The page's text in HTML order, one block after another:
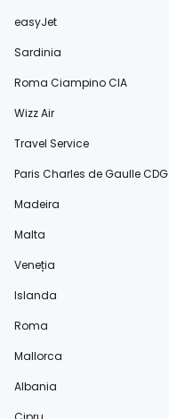
easyJet
Sardinia
Roma Ciampino CIA
Wizz Air
Travel Service
Paris Charles de Gaulle CDG
Madeira
Malta
Veneția
Islanda
Roma
Mallorca
Albania